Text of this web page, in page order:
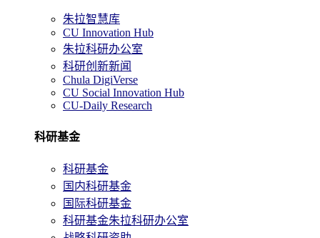
朱拉智慧库
CU Innovation Hub
朱拉科研办公室
科研创新新闻
Chula DigiVerse
CU Social Innovation Hub
CU-Daily Research
科研基金
科研基金
国内科研基金
国际科研基金
科研基金朱拉科研办公室